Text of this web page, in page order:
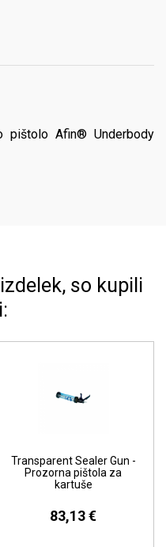
pištolo Afin® Underbody
so kupili
Pištola za nanos